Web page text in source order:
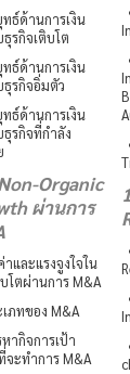
ทธ์ด้านการเงิน
รกิจเติบโต
ทธ์ด้านการเงิน
รกิจอิ่มตัว
ทธ์ด้านการเงิน
รกิจที่กำลัง
Organic
ผ่านการ
าและแรงจูงใจใน
โตผ่านการ M&A
เภทของ M&A
หากิจการเป้า
จะทำการ M&A